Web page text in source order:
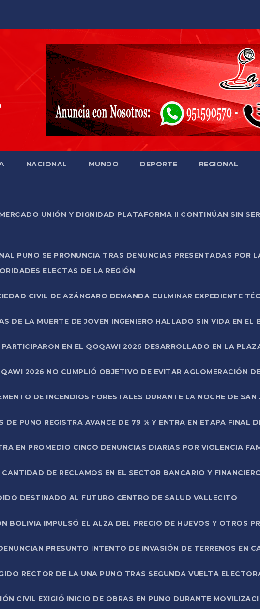
NACIONAL MUNDO DEPORTE REGIONAL
UNIÓN Y DIGNIDAD PLATAFORMA II CONTINÚAN SIN
PUNO SE PRONUNCIA TRAS DENUNCIAS PRESENTADAS POR
ELECTAS DE LA REGIÓN
CIVIL DE AZÁNGARO DEMANDA CULMINAR EXPEDIENTE
DE LA MUERTE DE JOVEN INGENIERO HALLADO SIN VIDA EN EL
EN EL QOQAWI 2026 DESARROLLADO EN LA
2026 NO CUMPLIÓ OBJETIVO DE EVITAR AGLOMERACIÓN
DE INCENDIOS FORESTALES DURANTE LA NOCHE DE SAN
DE PUNO REGISTRA AVANCE DE 79 % Y ENTRA EN ETAPA FINAL
EN PROMEDIO CINCO DENUNCIAS DIARIAS POR VIOLENCIA
DE RECLAMOS EN EL SECTOR BANCARIO Y
DESTINADO AL FUTURO CENTRO DE SALUD VALLECITO
BOLIVIA IMPULSÓ EL ALZA DEL PRECIO DE HUEVOS Y OTROS
PRESUNTO INTENTO DE INVASIÓN DE TERRENOS EN
RECTOR DE LA UNA PUNO TRAS SEGUNDA VUELTA
CIVIL EXIGIÓ INICIO DE OBRAS EN PUNO DURANTE